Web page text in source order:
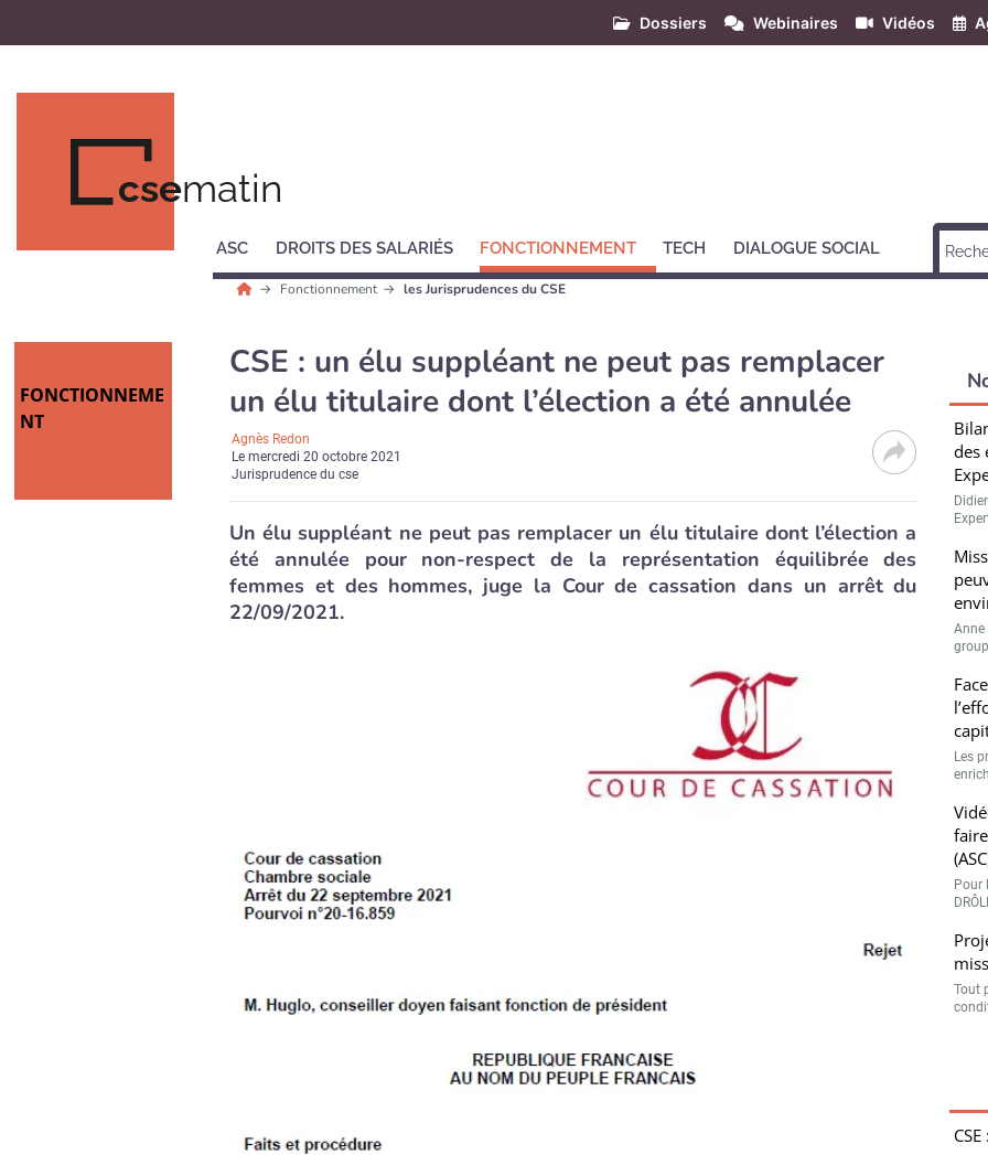
Dossiers Webinaires Vidéos
csematin
ASC DROITS DES SALARIÉS FONCTIONNEMENT TECH DIALOGUE SOCIAL
Fonctionnement les Jurisprudences du CSE
FONCTIONNEME
NT
CSE : un élu suppléant ne peut pas remplacer
un élu titulaire dont l’élection a été annulée
Agnès Redon
Lemercredi 20 octobre 2021
Jurisprudence du cse
Un élu suppléant ne peut pas remplacer un élu titulaire dont l’élection a
été annulée pour non-respect de la représentation équilibrée des
femmes et des hommes, juge la Cour de cassation dans un arrêt du
22/09/2021.
Dans ce contexte, un salarié est élu membre titulaire du deuxième collège sur la liste
des
Anne
Les
Pour
Tout